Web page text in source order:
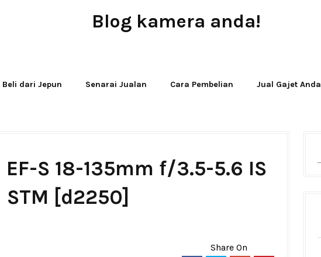
Blog kamera anda!
Beli dari Jepun Senarai Jualan Cara Pembelian Jual Gajet Anda
EF-S 18-135mm f/3.5-5.6 IS
STM [d2250]